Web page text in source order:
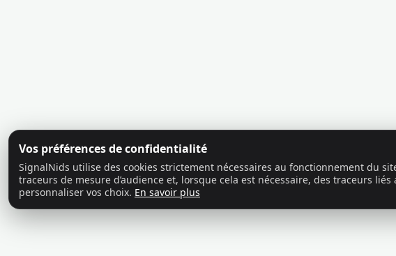
Vos préférences de confidentialité
SignalNids utilise des cookies strictement nécessaires au fonctionnement du
traceurs de mesure d’audience et, lorsque cela est nécessaire, des traceurs
personnaliser vos choix. En savoir plus